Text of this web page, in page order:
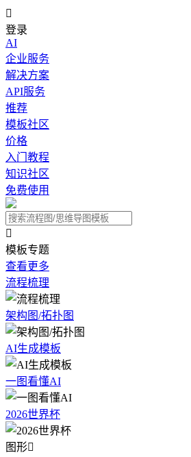

登录
AI
企业服务
解决方案
API服务
推荐
模板社区
价格
入门教程
知识社区
免费使用

模板专题
查看更多
流程梳理
架构图/拓扑图
AI生成模板
一图看懂AI
2026世界杯
图形